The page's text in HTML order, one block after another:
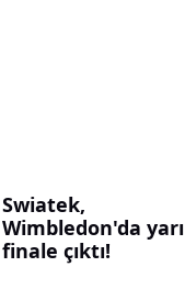
Swiatek,
Wimbledon'da yarı
finale çıktı!